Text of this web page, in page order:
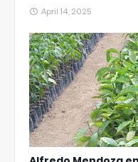
April 14, 2025